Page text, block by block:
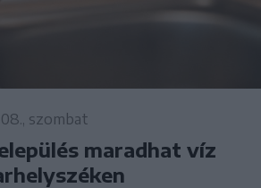
szombat
maradhat víz